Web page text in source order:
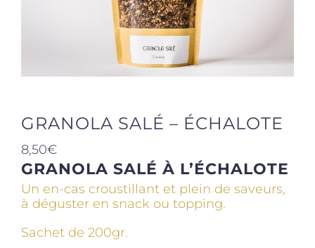
Traiteur
Cours
Accessoires
GRANOLA SALÉ – ÉCHALOTE
8,50€
GRANOLA SALÉ À L’ÉCHALOTE
Un en-cas croustillant et plein de saveurs,
à déguster en snack ou topping.
Sachet de 200gr.